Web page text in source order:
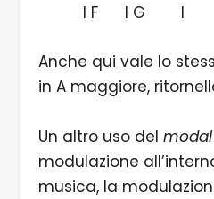
I F I G I
Anche qui vale lo
in A maggiore,
Un altro uso del
modulazione
musica, la